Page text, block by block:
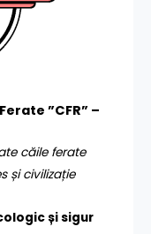
”CFR” –
căile ferate
și civilizație
și sigur